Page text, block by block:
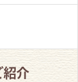
介